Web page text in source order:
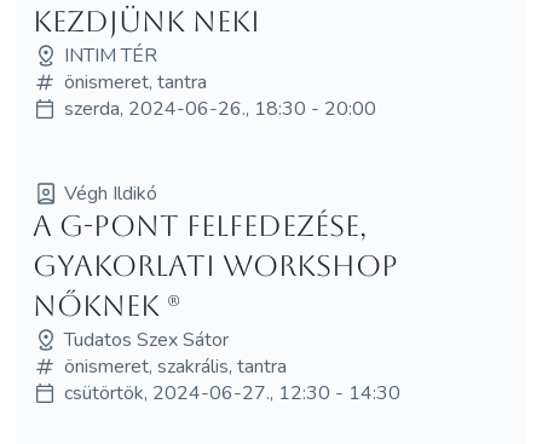
kezdjünk neki
INTIM TÉR
önismeret, tantra
szerda, 2024-06-26., 18:30 - 20:00
Végh Ildikó
A G-pont felfedezése,
gyakorlati Workshop
nőknek (R)
Tudatos Szex Sátor
önismeret, szakrális, tantra
csütörtök, 2024-06-27., 12:30 - 14:30